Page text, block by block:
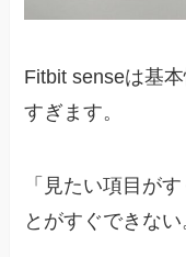
Fitbit senseは基
すぎます。
「見たい項目が
とがすぐできない